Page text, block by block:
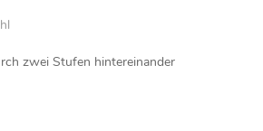
zwei Stufen hintereinander